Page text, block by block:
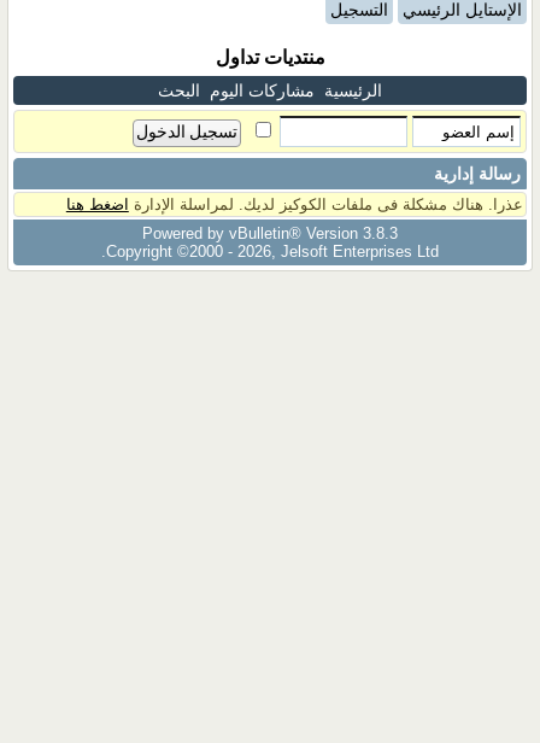
الإستايل الرئيسي التسجيل
منتديات تداول
الرئيسية مشاركات اليوم البحث
رسالة إدارية
عذرا. هناك مشكلة فى ملفات الكوكيز لديك. لمراسلة الإدارة اضغط هنا
Powered by vBulletin® Version 3.8.3
Copyright ©2000 - 2026, Jelsoft Enterprises Ltd.